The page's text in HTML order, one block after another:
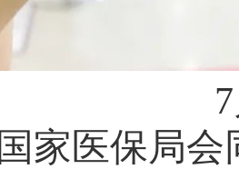
7
国家医保局